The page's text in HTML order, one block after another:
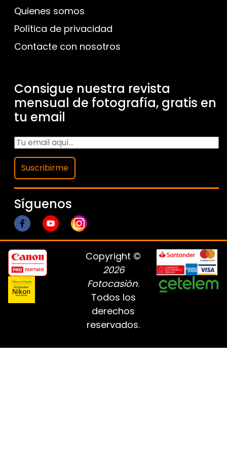
Quienes somos
Política de privacidad
Contacte con nosotros
Consigue nuestra revista
mensual de fotografía, gratis en
tu email
Suscribirme
Síguenos
Copyright ©
2026
Fotocasión.
Todos los
derechos
reservados.